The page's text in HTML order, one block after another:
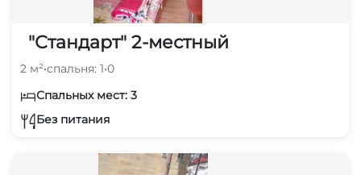
"Стандарт" 2-местный
2 м²•спальня: 1•0
Спальных мест: 3
Без питания